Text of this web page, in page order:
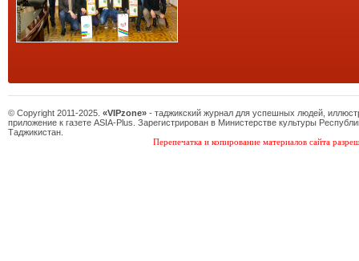
© Copyright 2011-2025. «VIPzone» - таджикский журнал для успешных людей,
приложение к газете ASIA-Plus. Зарегистрирован в Министерстве культуры
Таджикистан.
Перепечатка и копирование материалов сайта